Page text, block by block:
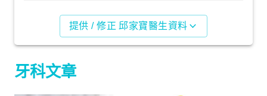
提供 / 修正 邱家寶醫生資料
牙科文章